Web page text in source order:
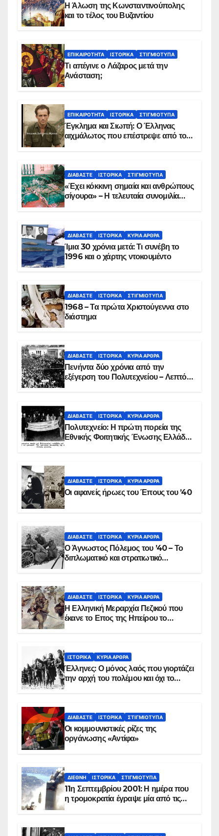
Η Άλωση της Κωνσταντινούπολης
και το τέλος του Βυζαντίου
ΕΠΙΚΑΙΡΌΤΗΤΑ ΙΣΤΟΡΙΚΆ ΣΤΙΓΜΙΌΤΥΠΑ
Τι απέγινε ο Λάζαρος μετά την
Ανάσταση;
ΕΠΙΚΑΙΡΌΤΗΤΑ ΙΣΤΟΡΙΚΆ ΣΤΙΓΜΙΌΤΥΠΑ
Έγκλημα και Σιωπή: Ο Έλληνας
αιχμάλωτος που επέστρεψε από το
ΔΙΑΒΆΣΤΕ ΙΣΤΟΡΙΚΆ ΣΤΙΓΜΙΌΤΥΠΑ
«Έχει κόκκινη σημαία και ανθρώπους
σίγουρα» – Η τελευταία συνομιλία
ΔΙΑΒΆΣΤΕ ΙΣΤΟΡΙΚΆ ΚΥΡΙΑ ΑΡΘΡΑ
Ίμια 30 χρόνια μετά: Τι συνέβη το
1996 και ο χάρτης ντοκουμέντο
ΔΙΑΒΆΣΤΕ ΙΣΤΟΡΙΚΆ ΣΤΙΓΜΙΌΤΥΠΑ
1968 – Τα πρώτα Χριστούγεννα στο
διάστημα
ΔΙΑΒΆΣΤΕ ΙΣΤΟΡΙΚΆ ΚΥΡΙΑ ΑΡΘΡΑ
Πενήντα δύο χρόνια από την
εξέγερση του Πολυτεχνείου – Λεπτό
ΔΙΑΒΆΣΤΕ ΙΣΤΟΡΙΚΆ ΚΥΡΙΑ ΑΡΘΡΑ
Πολυτεχνείο: Η πρώτη πορεία της
Εθνικής Φοιτητικής Ένωσης Ελλάδος
ΔΙΑΒΆΣΤΕ ΙΣΤΟΡΙΚΆ ΚΥΡΙΑ ΑΡΘΡΑ
Οι αφανείς ήρωες του Έπους του ’40
ΔΙΑΒΆΣΤΕ ΙΣΤΟΡΙΚΆ ΚΥΡΙΑ ΑΡΘΡΑ
Ο Άγνωστος Πόλεμος του ’40 – Το
διπλωματικό και στρατιωτικό
ΔΙΑΒΆΣΤΕ ΙΣΤΟΡΙΚΆ ΚΥΡΙΑ ΑΡΘΡΑ
Η Ελληνική Μεραρχία Πεζικού που
έκανε το Επος της Ηπείρου το
ΙΣΤΟΡΙΚΆ ΚΥΡΙΑ ΑΡΘΡΑ
Έλληνες: Ο μόνος λαός που γιορτάζει
την αρχή του πολέμου και όχι το
ΔΙΑΒΆΣΤΕ ΙΣΤΟΡΙΚΆ ΣΤΙΓΜΙΌΤΥΠΑ
Οι κομμουνιστικές ρίζες της
οργάνωσης «Αντίφα»
ΔΙΕΘΝΉ ΙΣΤΟΡΙΚΆ ΣΤΙΓΜΙΌΤΥΠΑ
11η Σεπτεμβρίου 2001: Η ημέρα που
η τρομοκρατία έγραψε μία από τις